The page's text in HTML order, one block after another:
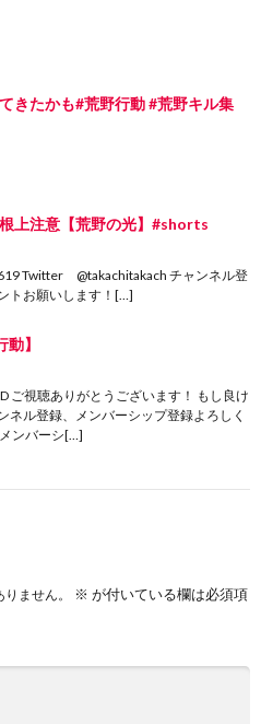
きたかも#荒野行動 #荒野キル集
根上注意【荒野の光】#shorts
Twitter @takachitakach チャンネル登
トお願いします！[…]
】
ご視聴ありがとうございます！ もし良け
ネル登録、メンバーシップ登録よろしく
ンバーシ[…]
ません。 ※ が付いている欄は必須項